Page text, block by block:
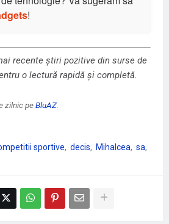
!
recente știri pozitive din surse de
o lectură rapidă și completă.
zilnic peBluAZ
sportive decis Mihalcea
sa